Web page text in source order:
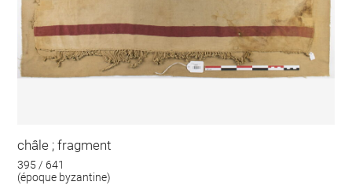
châle ; fragment
395 / 641
(époque byzantine)